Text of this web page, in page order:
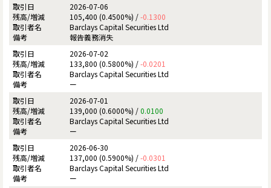
2026-07-06
105,400 (0.4500%) /-0.1300
Barclays Capital Securities Ltd
報告義務消失
2026-07-02
133,800 (0.5800%) /-0.0201
Barclays Capital Securities Ltd
ー
2026-07-01
139,000 (0.6000%) /0.0100
Barclays Capital Securities Ltd
ー
2026-06-30
137,000 (0.5900%) /-0.0301
Barclays Capital Securities Ltd
ー